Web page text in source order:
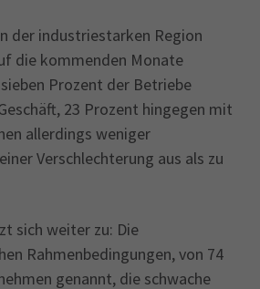
der industriestarken Region
die kommenden Monate
Prozent der Betriebe
23 Prozent hingegen mit
allerdings weniger
Verschlechterung aus als zu
sich weiter zu: Die
Rahmenbedingungen, von 74
genannt, die schwache